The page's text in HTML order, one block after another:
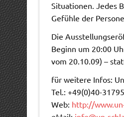
Situationen. Jedes
Gefühle der
Die
Beginn um 20:00
vom 20.10.09) –
für weitere Infos:
Tel.: +49(0)40-
Web: http://